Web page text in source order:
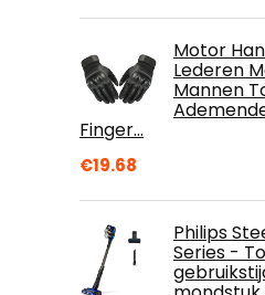
Motor
Lederen
Mannen
Finger…
€19.68
Philips
Series -